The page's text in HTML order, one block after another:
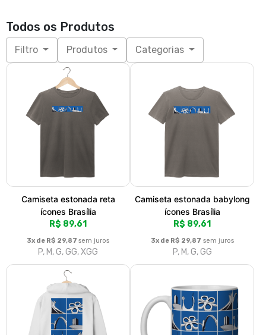
Todos os Produtos
Filtro Produtos Categorias
Camiseta estonada reta
ícones Brasília
R$ 89,61
3x de R$ 29,87 sem juros
P, M, G, GG, XGG
Camiseta estonada babylong
ícones Brasília
R$ 89,61
3x de R$ 29,87 sem juros
P, M, G, GG